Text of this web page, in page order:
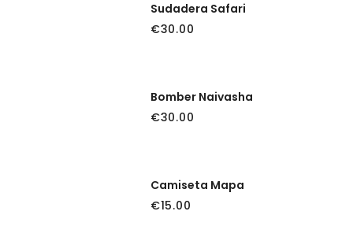
Sudadera Safari
€30.00
Bomber Naivasha
€30.00
Camiseta Mapa
€15.00